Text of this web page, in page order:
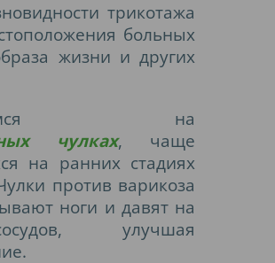
трикотажа
больных
жизни и других
на
чулках, чаще
на ранних стадиях
против варикоза
ноги и давят на
улучшая